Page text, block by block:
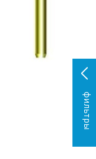
фильтры